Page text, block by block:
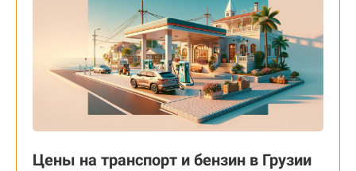
Цены на транспорт и бензин в Грузии